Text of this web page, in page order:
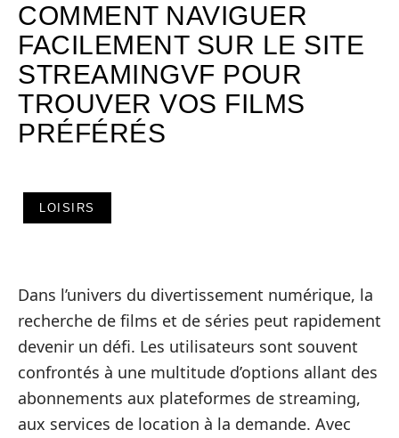
COMMENT NAVIGUER
FACILEMENT SUR LE SITE
STREAMINGVF POUR
TROUVER VOS FILMS
PRÉFÉRÉS
LOISIRS
Dans l’univers du divertissement numérique, la
recherche de films et de séries peut rapidement
devenir un défi. Les utilisateurs sont souvent
confrontés à une multitude d’options allant des
abonnements aux plateformes de streaming,
aux services de location à la demande. Avec